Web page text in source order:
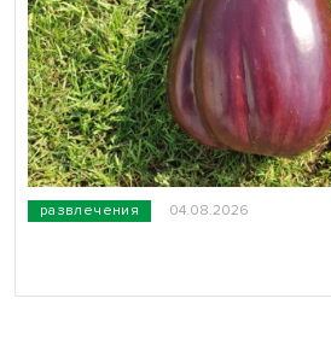
развлечения 04.08.2026